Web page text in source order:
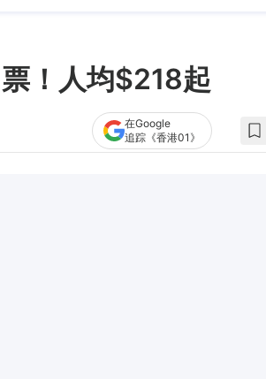
！人均$218起
在Google
追踪《香港01》